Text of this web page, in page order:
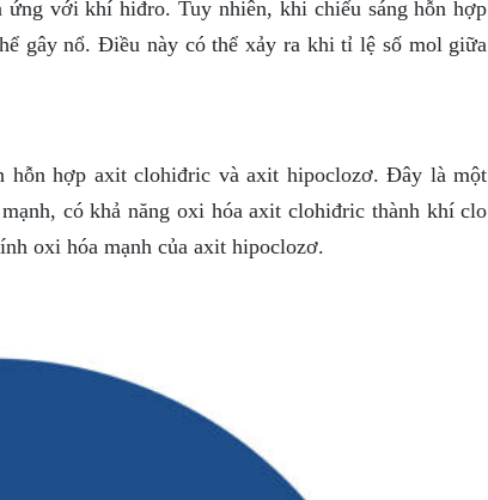
với khí hiđro. Tuy nhiên, khi chiếu sáng hỗn hợp
gây nổ. Điều này có thể xảy ra khi tỉ lệ số mol giữa
hợp axit clohiđric và axit hipoclozơ. Đây là một
có khả năng oxi hóa axit clohiđric thành khí clo
oxi hóa mạnh của axit hipoclozơ.